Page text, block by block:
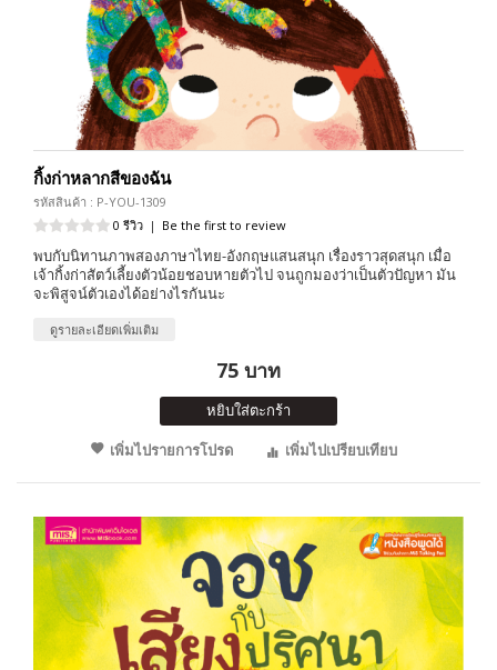
กิ้งก่าหลากสีของฉัน
รหัสสินค้า : P-YOU-1309
0 รีวิว | Be the first to review
พบกับนิทานภาพสองภาษาไทย-อังกฤษแสนสนุก เรื่องราวสุดสนุก เมื่อ
เจ้ากิ้งก่าสัตว์เลี้ยงตัวน้อยชอบหายตัวไป จนถูกมองว่าเป็นตัวปัญหา มัน
จะพิสูจน์ตัวเองได้อย่างไรกันนะ
ดูรายละเอียดเพิ่มเติม
75 บาท
หยิบใส่ตะกร้า
เพิ่มไปรายการโปรด
เพิ่มไปเปรียบเทียบ